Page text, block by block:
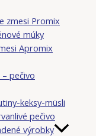
zmesi Promix
múky
Apromix
pečivo
keksy-müsli
pečivo
výrobky